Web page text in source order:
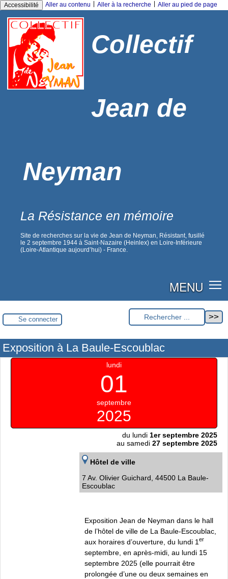
Accessibilité Aller au contenu Aller à la recherche Aller au pied de page
Collectif
Jean de
Neyman
La Résistance en mémoire
Site de recherches sur la vie de Jean de Neyman, Résistant, fusillé
le 2 septembre 1944 à Saint-Nazaire (Heinlex) en Loire-Inférieure
(Loire-Atlantique aujourd’hui) - France.
MENU
Se connecter
Exposition à La Baule-Escoublac
lundi
01
septembre
2025
du lundi 1er septembre 2025
au samedi 27 septembre 2025
Hôtel de ville
7 Av. Olivier Guichard, 44500 La Baule-
Escoublac
Exposition Jean de Neyman dans le hall
de l’hôtel de ville de La Baule-Escoublac,
aux horaires d’ouverture, du lundi 1 er
septembre, en après-midi, au lundi 15
septembre 2025 (elle pourrait être
prolongée d’une ou deux semaines en